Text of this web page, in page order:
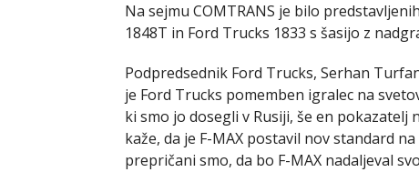
Na sejmu COMTRANS je bilo
1848T in Ford Trucks 1833 s šasijo z
Podpredsednik Ford Trucks, Serhan
je Ford Trucks pomemben igralec na
ki smo jo dosegli v Rusiji, še en
kaže, da je F-MAX postavil nov standard
prepričani smo, da bo F-MAX nadaljeval